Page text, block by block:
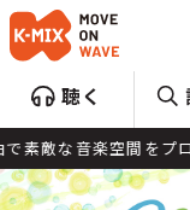
聴く
空間をプロデュース